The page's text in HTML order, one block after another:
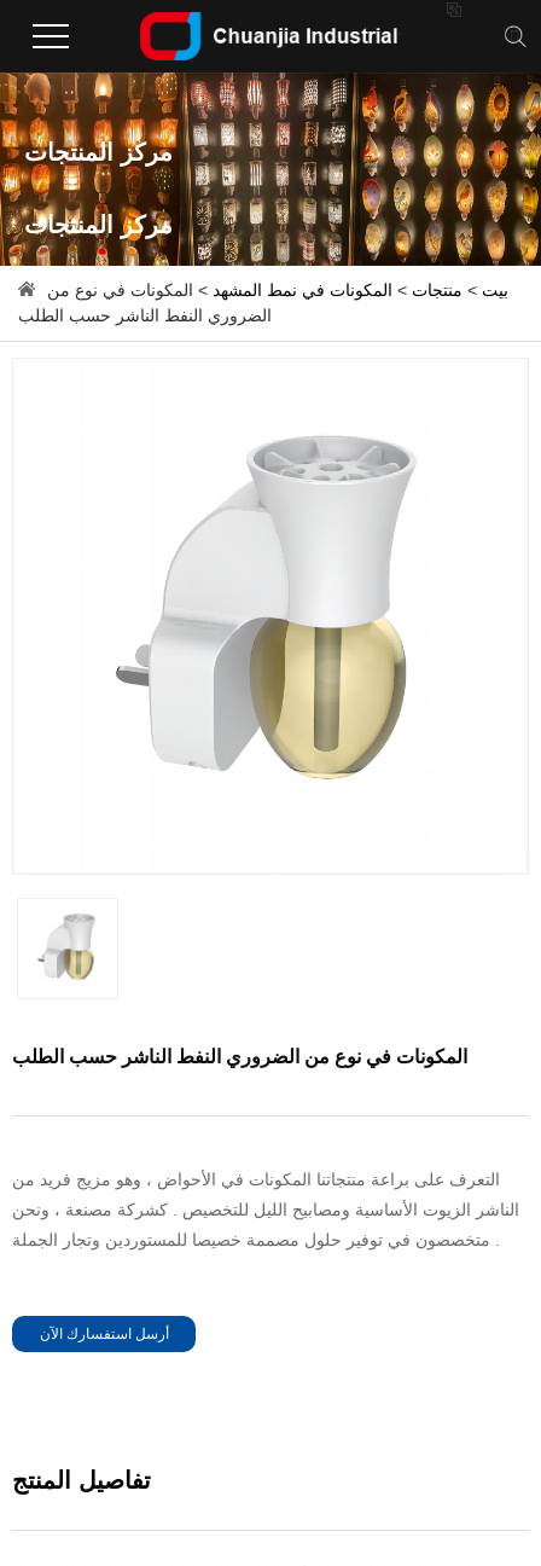

مركز المنتجات
مركز المنتجات
بيت > منتجات > المكونات في نمط المشهد > المكونات في نوع من
الضروري النفط الناشر حسب الطلب
المكونات في نوع من الضروري النفط الناشر حسب الطلب
التعرف على براعة منتجاتنا المكونات في الأحواض ، وهو مزيج فريد من
الناشر الزيوت الأساسية ومصابيح الليل للتخصيص . كشركة مصنعة ، ونحن
أرسل استفسارك الآن
تفاصيل المنتج